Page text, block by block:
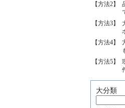
【方法2】
【方法3】
【方法4】
【方法5】
大分類